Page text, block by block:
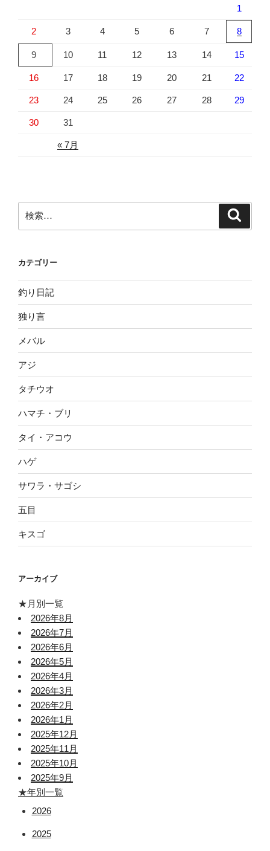
« 7月
1
2 3 4 5 6 7 8
9 10 11 12 13 14 15
16 17 18 19 20 21 22
23 24 25 26 27 28 29
30 31
検
索:
カテゴリー
釣り日記
独り言
メバル
アジ
タチウオ
ハマチ・ブリ
タイ・アコウ
ハゲ
サワラ・サゴシ
五目
キスゴ
アーカイブ
★月別一覧
2026年8月
2026年7月
2026年6月
2026年5月
2026年4月
2026年3月
2026年2月
2026年1月
2025年12月
2025年11月
2025年10月
2025年9月
★年別一覧
2026
2025